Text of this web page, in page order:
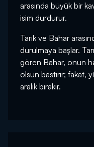
arasında büyük bir
isim durdurur.
Tarık ve Bahar
durulmaya başlar.
gören Bahar, onun
olsun bastırır; fakat,
aralık bırakır.